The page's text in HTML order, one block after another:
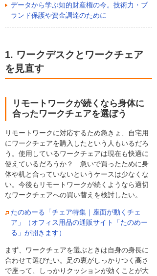
データから学ぶ知的財産権の今。技術力・ブ
ランド保護や資金調達のために
1. ワークデスクとワークチェア
を見直す
リモートワークが続くなら身体に
合ったワークチェアを選ぼう
リモートワークに対応するため急きょ、自宅用
にワークチェアを購入したという人もいるだろ
う。使用しているワークチェアは現在も快適に
使えているだろうか？ 急いで買ったために身
体や机と合っていないというケースは少なくな
い。今後もリモートワークが続くようなら適切
なワークチェアへの買い替えを検討したい。
たのめーる「チェア特集｜座面が動くチェ
ア」（オフィス用品の通販サイト「たのめー
る」が開きます）
まず、ワークチェアを選ぶときは自身の身長に
合わせて選びたい。足の裏がしっかりつく高さ
で座って、しっかりクッションが効くことが大